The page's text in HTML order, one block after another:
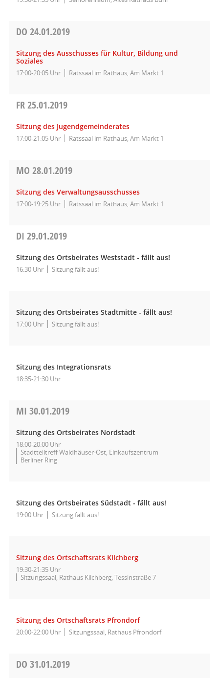
DO 24.01.2019
Sitzung des Ausschusses für Kultur, Bildung und
Soziales
17:00-20:05 Uhr Ratssaal im Rathaus, Am Markt 1
FR25.01.2019
Sitzung des Jugendgemeinderates
17:00-21:05 Uhr Ratssaal im Rathaus, Am Markt 1
MO 28.01.2019
Sitzung des Verwaltungsausschusses
17:00-19:25 Uhr Ratssaal im Rathaus, Am Markt 1
DI 29.01.2019
Sitzung des Ortsbeirates Weststadt - fällt aus!
16:30 Uhr Sitzung fällt aus!
Sitzung des Ortsbeirates Stadtmitte - fällt aus!
17:00 Uhr Sitzung fällt aus!
Sitzung des Integrationsrats
18:35-21:30 Uhr
MI 30.01.2019
Sitzung des Ortsbeirates Nordstadt
18:00-20:00 Uhr
Stadtteiltreff Waldhäuser-Ost, Einkaufszentrum
Berliner Ring
Sitzung des Ortsbeirates Südstadt - fällt aus!
19:00 Uhr Sitzung fällt aus!
Sitzung des Ortschaftsrats Kilchberg
19:30-21:35 Uhr
Sitzungssaal, Rathaus Kilchberg, Tessinstraße 7
Sitzung des Ortschaftsrats Pfrondorf
20:00-22:00 Uhr Sitzungssaal, Rathaus Pfrondorf
DO 31.01.2019